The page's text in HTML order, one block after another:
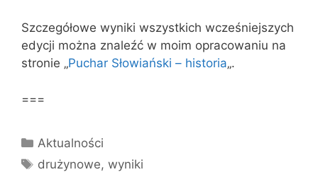
Szczegółowe wyniki wszystkich wcześniejszych
edycji można znaleźć w moim opracowaniu na
stronie „Puchar Słowiański – historia„.
===
Kategorie
Aktualności
Tagi
drużynowe,wyniki